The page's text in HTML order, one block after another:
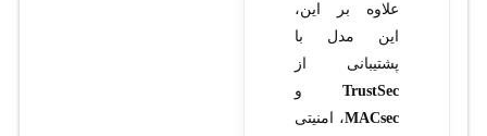
علاوه بر این،
این مدل با
پشتیبانی از
TrustSecو
MACsec، امنیتی